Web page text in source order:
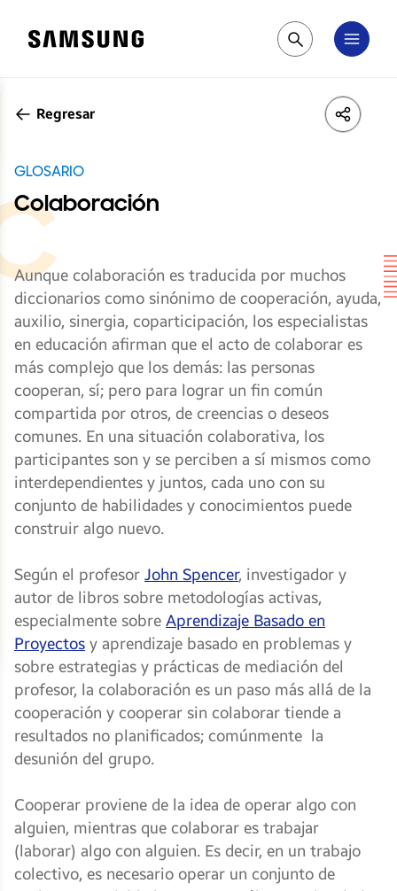
Samsung Pesquisar
Regresar LinkedIn
Share
GLOSARIO
Colaboración
Aunque colaboración es traducida por muchos
diccionarios como sinónimo de cooperación, ayuda,
auxilio, sinergia, coparticipación, los especialistas
en educación afirman que el acto de colaborar es
más complejo que los demás: las personas
cooperan, sí; pero para lograr un fin común
compartida por otros, de creencias o deseos
comunes. En una situación colaborativa, los
participantes son y se perciben a sí mismos como
interdependientes y juntos, cada uno con su
conjunto de habilidades y conocimientos puede
construir algo nuevo.
Según el profesor John Spencer, investigador y
autor de libros sobre metodologías activas,
especialmente sobre Aprendizaje Basado en
Proyectos y aprendizaje basado en problemas y
sobre estrategias y prácticas de mediación del
profesor, la colaboración es un paso más allá de la
cooperación y cooperar sin colaborar tiende a
resultados no planificados; comúnmente la
desunión del grupo.
Cooperar proviene de la idea de operar algo con
alguien, mientras que colaborar es trabajar
(laborar) algo con alguien. Es decir, en un trabajo
colectivo, es necesario operar un conjunto de